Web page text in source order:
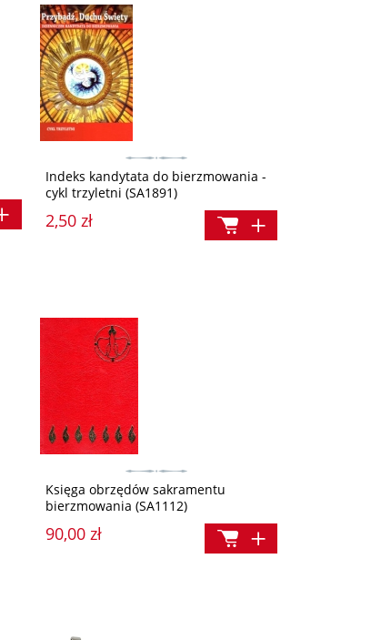
Nasza mama Maryja
10,00 zł
Cena regularna: Cena regularna:
Indeks kandytata do bierzmowania -
cykl trzyletni (SA1891)
2,50 zł
Księga obrzędów sakramentu
bierzmowania (SA1112)
90,00 zł